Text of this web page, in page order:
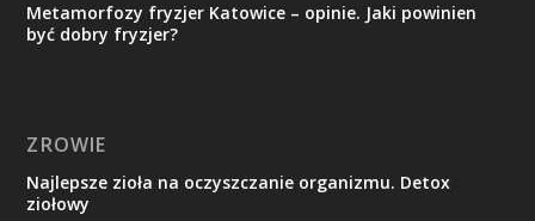
Metamorfozy fryzjer Katowice – opinie. Jaki powinien
być dobry fryzjer?
ZROWIE
Najlepsze zioła na oczyszczanie organizmu. Detox
ziołowy